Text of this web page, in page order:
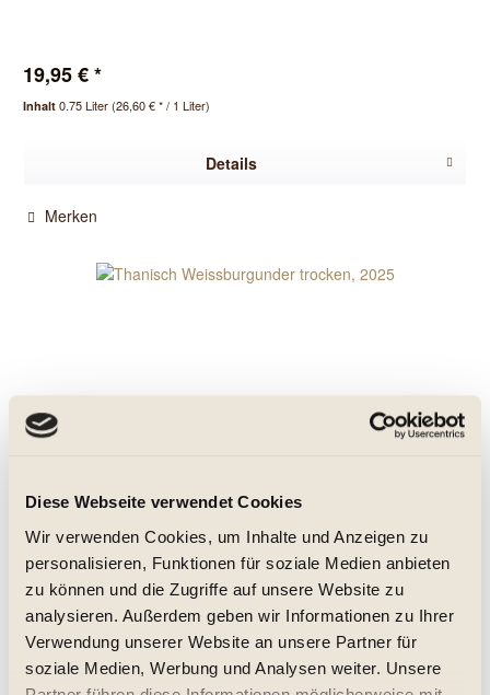
Diese Webseite verwendet Cookies
Wir verwenden Cookies, um Inhalte und Anzeigen zu
personalisieren, Funktionen für soziale Medien anbieten
zu können und die Zugriffe auf unsere Website zu
analysieren. Außerdem geben wir Informationen zu Ihrer
Verwendung unserer Website an unsere Partner für
soziale Medien, Werbung und Analysen weiter. Unsere
19,95 € *
Inhalt0.75 Liter(26,60 € * / 1 Liter)
Details
Merken
9,95 € *
Inhalt0.75 Liter(13,27 € * / 1 Liter)